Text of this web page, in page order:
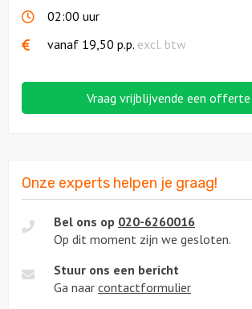
02:00 uur
vanaf 19,50 p.p. excl. btw
Vraag vrijblijvende een offerte
Onze experts helpen je graag!
Bel ons op 020-6260016
Op dit moment zijn we gesloten.
Stuur ons een bericht
Ga naar contactformulier